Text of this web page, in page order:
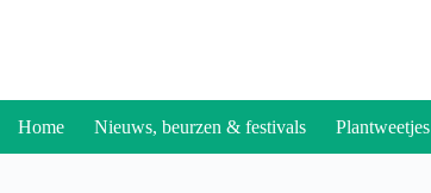
Home Nieuws, beurzen & festivals Plantweetjes